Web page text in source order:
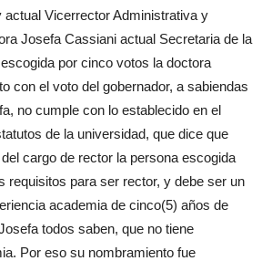
actual Vicerrector Administrativa y
Josefa Cassiani actual Secretaria de la
por cinco votos la doctora
con el voto del gobernador, a sabiendas
no cumple con lo establecido en el
de la universidad, que dice que
cargo de rector la persona escogida
requisitos para ser rector, y debe ser un
academia de cinco(5) años de
todos saben, que no tiene
Por eso su nombramiento fue